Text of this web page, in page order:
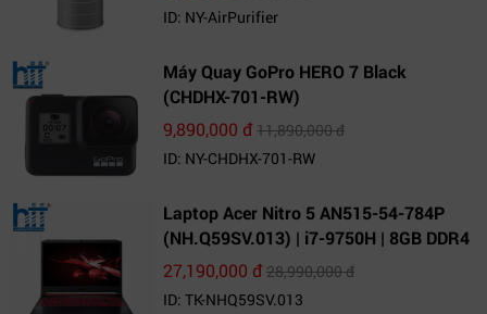
ID: NY-AirPurifier
Máy Quay GoPro HERO 7 Black
(CHDHX-701-RW)
9,890,000 đ11,890,000 đ
ID: NY-CHDHX-701-RW
Laptop Acer Nitro 5 AN515-54-784P
(NH.Q59SV.013) | i7-9750H | 8GB DDR4
| 1TB HDD | GeForce GTX 1650 4GB |
27,190,000 đ28,990,000 đ
ID: TK-NHQ59SV.013